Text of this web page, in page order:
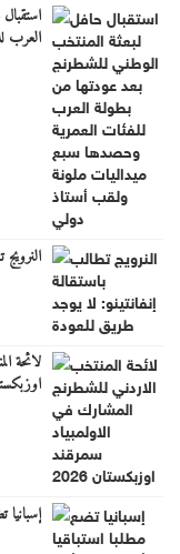
العرب
لائحة